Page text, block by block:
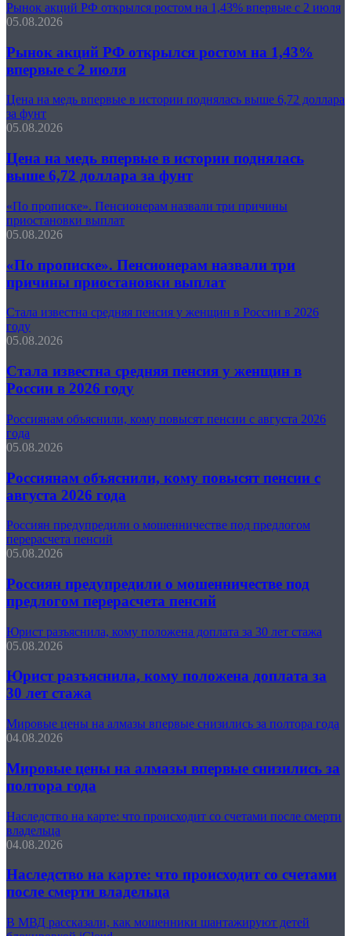
Рынок акций РФ открылся ростом на 1,43% впервые с 2 июля
05.08.2026
Рынок акций РФ открылся ростом на 1,43%
впервые с 2 июля
Цена на медь впервые в истории поднялась выше 6,72 доллара
за фунт
05.08.2026
Цена на медь впервые в истории поднялась
выше 6,72 доллара за фунт
«По прописке». Пенсионерам назвали три причины
приостановки выплат
05.08.2026
«По прописке». Пенсионерам назвали три
причины приостановки выплат
Стала известна средняя пенсия у женщин в России в 2026
году
05.08.2026
Стала известна средняя пенсия у женщин в
России в 2026 году
Россиянам объяснили, кому повысят пенсии с августа 2026
года
05.08.2026
Россиянам объяснили, кому повысят пенсии с
августа 2026 года
Россиян предупредили о мошенничестве под предлогом
перерасчета пенсий
05.08.2026
Россиян предупредили о мошенничестве под
предлогом перерасчета пенсий
Юрист разъяснила, кому положена доплата за 30 лет стажа
05.08.2026
Юрист разъяснила, кому положена доплата за
30 лет стажа
Мировые цены на алмазы впервые снизились за полтора года
04.08.2026
Мировые цены на алмазы впервые снизились за
полтора года
Наследство на карте: что происходит со счетами после смерти
владельца
04.08.2026
Наследство на карте: что происходит со счетами
после смерти владельца
В МВД рассказали, как мошенники шантажируют детей